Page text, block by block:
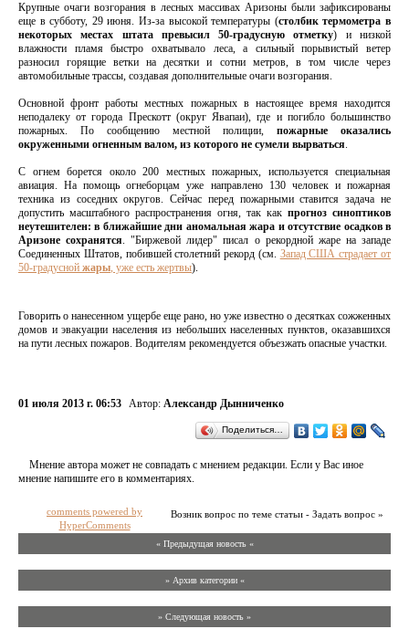
Крупные очаги возгорания в лесных массивах Аризоны были зафиксированы
еще в субботу, 29 июня. Из-за высокой температуры (столбик термометра в
некоторых местах штата превысил 50-градусную отметку) и низкой
влажности пламя быстро охватывало леса, а сильный порывистый ветер
разносил горящие ветки на десятки и сотни метров, в том числе через
автомобильные трассы, создавая дополнительные очаги возгорания.
Основной фронт работы местных пожарных в настоящее время находится
неподалеку от города Прескотт (округ Явапаи), где и погибло большинство
пожарных. По сообщению местной полиции, пожарные оказались
окруженными огненным валом, из которого не сумели вырваться.
С огнем борется около 200 местных пожарных, используется специальная
авиация. На помощь огнеборцам уже направлено 130 человек и пожарная
техника из соседних округов. Сейчас перед пожарными ставится задача не
допустить масштабного распространения огня, так как прогноз синоптиков
неутешителен: в ближайшие дни аномальная жара и отсутствие осадков в
Аризоне сохранятся. "Биржевой лидер" писал о рекордной жаре на западе
Соединенных Штатов, побившей столетний рекорд (см. Запад США страдает от
50-градусной жары, уже есть жертвы).
Говорить о нанесенном ущербе еще рано, но уже известно о десятках сожженных
домов и эвакуации населения из небольших населенных пунктов, оказавшихся
на пути лесных пожаров. Водителям рекомендуется объезжать опасные участки.
01 июля 2013 г. 06:53 Автор: Александр Дынниченко
Поделиться…
Мнение автора может не совпадать с мнением редакции. Если у Вас иное
мнение напишите его в комментариях.
Возник вопрос по теме статьи - Задать вопрос »
comments powered by
HyperComments
« Предыдущая новость «
» Архив категории «
» Следующая новость »